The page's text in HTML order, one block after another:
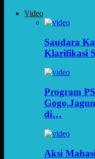
Video
Saudara
Klarifikasi
Program
di…
Aksi